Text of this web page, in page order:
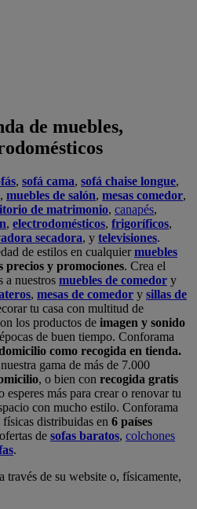
de muebles,
, sofá cama, sofá chaise longue,
, muebles de salón, mesas comedor,
de matrimonio, canapés,
, electrodomésticos, frigoríficos,
secadora, y televisiones.
de estilos en cualquiermuebles
precios y promociones. Crea el
a nuestros muebles de comedor y
, mesas de comedor y sillas de
tu casa con multitud de
los productos de imagen y sonido
de buen tiempo. Conforama
como recogida en tienda.
gama de más de 7.000
, o bien con recogida gratis
esperes más para crear o renovar tu
con mucho estilo. Conforama
físicas distribuidas en 6 países
de sofas baratos, colchones
.
través de su website o, físicamente,